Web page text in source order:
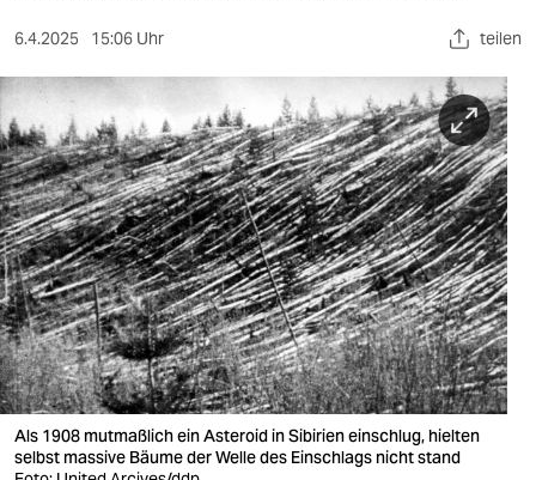
sport
berlin
nord
wahrheit
verlag
verlag
veranstaltungen
shop
fragen & hilfe
6.4.2025 15:06 Uhr teilen
Als 1908 mutmaßlich ein Asteroid in Sibirien einschlug, hielten
selbst massive Bäume der Welle des Einschlags nicht stand